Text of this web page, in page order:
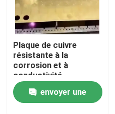
Plaque de cuivre
résistante à la
corrosion et à
conductivité
thermique
envoyer une